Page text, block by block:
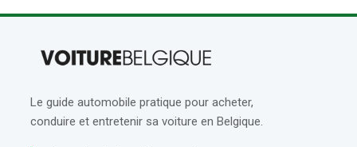
Le guide automobile pratique pour acheter,
conduire et entretenir sa voiture en Belgique.